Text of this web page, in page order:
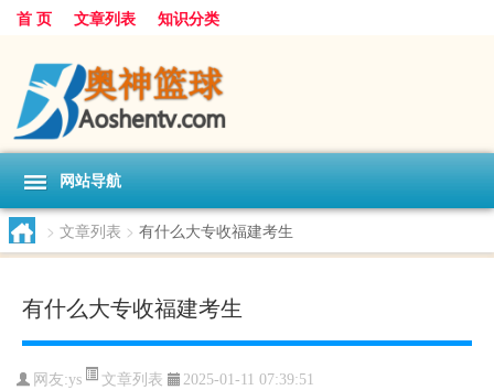
首 页 文章列表 知识分类
网站导航
> 文章列表 > 有什么大专收福建考生
有什么大专收福建考生
网友:ys 文章列表 2025-01-11 07:39:51